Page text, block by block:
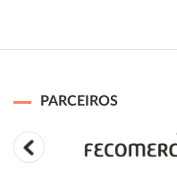
PARCEIROS